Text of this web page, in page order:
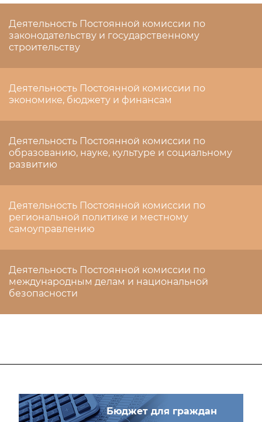
Деятельность Постоянной комиссии по
законодательству и государственному
строительству
Деятельность Постоянной комиссии по
экономике, бюджету и финансам
Деятельность Постоянной комиссии по
образованию, науке, культуре и социальному
развитию
Деятельность Постоянной комиссии по
региональной политике и местному
самоуправлению
Деятельность Постоянной комиссии по
международным делам и национальной
безопасности
Бюджет для граждан